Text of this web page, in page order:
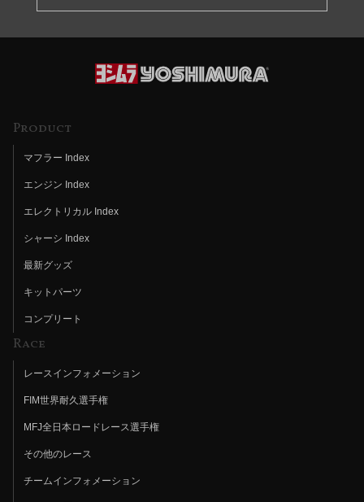
Product
マフラー Index
エンジン Index
エレクトリカル Index
シャーシ Index
最新グッズ
キットパーツ
コンプリート
Race
レースインフォメーション
FIM世界耐久選手権
MFJ全日本ロードレース選手権
その他のレース
チームインフォメーション